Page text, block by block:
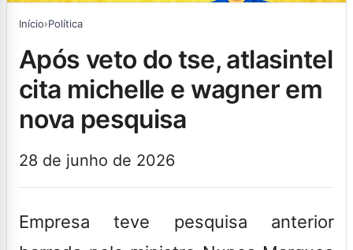
Início›Política
após veto do tse, atlasintel
cita michelle e wagner em
nova pesquisa
28 de junho de 2026
Empresa teve pesquisa anterior